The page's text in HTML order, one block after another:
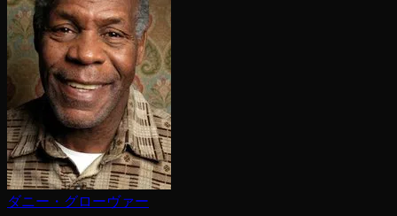
ダニー・グローヴァー